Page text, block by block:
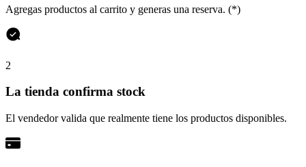
Agregas productos al carrito y generas una reserva. (*)
2
La tienda confirma stock
El vendedor valida que realmente tiene los productos disponibles.